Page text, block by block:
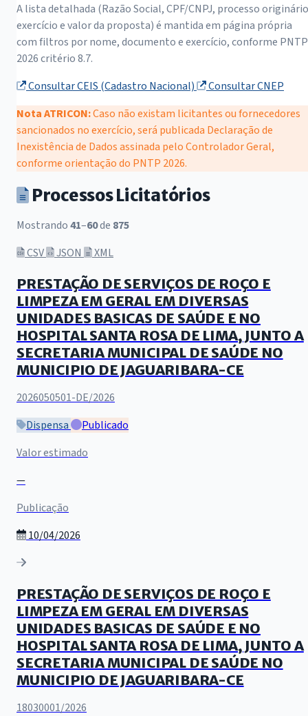
A lista detalhada (Razão Social, CPF/CNPJ, processo
exercício e valor da proposta) é mantida em página própria
com filtros por nome, documento e exercício, conforme PNTP
2026 critério 8.7.
Consultar CEIS (Cadastro Nacional)
Consultar CNEP
Nota ATRICON:Caso não existam licitantes ou fornecedores
sancionados no exercício, será publicada Declaração de
Inexistência de Dados assinada pelo Controlador Geral,
conforme orientação do PNTP 2026.
Processos Licitatórios
Mostrando41–60de 875
CSV
JSON XML
PRESTAÇÃO DE SERVIÇOS DE ROÇO E
LIMPEZA EM GERAL EM DIVERSAS
UNIDADES BASICAS DE SAÚDE E NO
HOSPITAL SANTA ROSA DE LIMA, JUNTO A
SECRETARIA MUNICIPAL DE SAÚDE NO
MUNICIPIO DE JAGUARIBARA-CE
2026050501-DE/2026
Dispensa
Publicado
Valor estimado
—
Publicação
10/04/2026
PRESTAÇÃO DE SERVIÇOS DE ROÇO E
LIMPEZA EM GERAL EM DIVERSAS
UNIDADES BASICAS DE SAÚDE E NO
HOSPITAL SANTA ROSA DE LIMA, JUNTO A
SECRETARIA MUNICIPAL DE SAÚDE NO
MUNICIPIO DE JAGUARIBARA-CE
18030001/2026